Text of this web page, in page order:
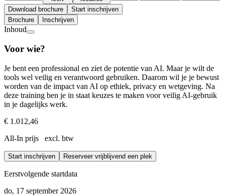
Download brochure
Start inschrijven
Brochure
Inschrijven
Inhoud
Voor wie?
Je bent een professional en ziet de potentie van AI. Maar je wilt de
tools wel veilig en verantwoord gebruiken. Daarom wil je je bewust
worden van de impact van AI op ethiek, privacy en wetgeving. Na
deze training ben je in staat keuzes te maken voor veilig AI-gebruik
in je dagelijks werk.
€ 1.012,46
All-In prijs excl. btw
Start inschrijven Reserveer vrijblijvend een plek
Eerstvolgende startdata
do, 17 september 2026